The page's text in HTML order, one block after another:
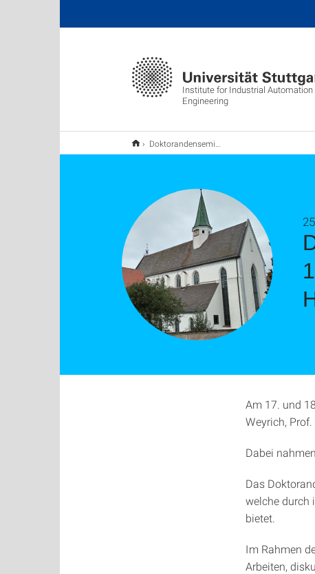
Institute for Industrial
Engineering
Doktorandenseminar des IAS 2024 vom 17. bis 18. September 2024 im Tagungshaus Kloster Heiligenkreuz
Am 17. und
Weyrich,
Dabei
Das
welche durch
bietet.
Im Rahmen
Arbeiten,